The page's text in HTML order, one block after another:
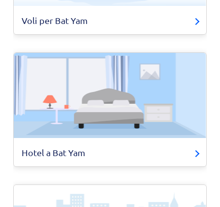
Voli per Bat Yam
Hotel a Bat Yam